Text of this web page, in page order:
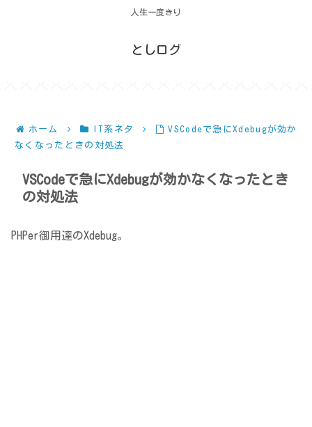
人生一度きり
としログ
ホーム IT系ネタ
VSCodeで急にXdebugが効か
なくなったときの対処法
VSCodeで急にXdebugが効かなくなったとき
の対処法
PHPer御用達のXdebug。